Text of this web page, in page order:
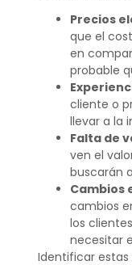
Precios
que el
en
probable
cliente o
llevar a la
Falta de
ven el
buscarán
Cambios
cambios
los
necesitar
Identificar estas